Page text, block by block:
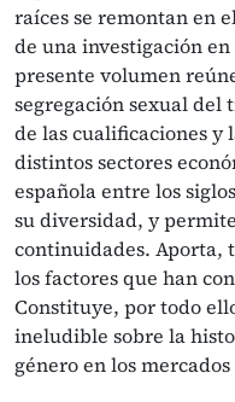
raíces se remontan en
de una investigación
presente volumen
segregación sexual del
de las cualificaciones y
distintos sectores
española entre los
su diversidad, y
continuidades. Aporta,
los factores que han
Constituye, por todo
ineludible sobre la
género en los